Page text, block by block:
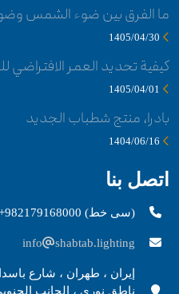
ما الفرق بين ضوء الشمس
1405/04/30
كيفية تحديد العمر الافتراضي
1405/04/01
بادرا، منتج شطباب الجديد
1404/06/16
اتصل بنا
+982179168000 (سی خط)
info shabtab.lighting
إيران ، طهران ، شارع